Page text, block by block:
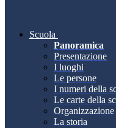
Scuola
Panoramica
Presentazione
I luoghi
Le persone
I numeri della
Le carte della
Organizzazione
La storia